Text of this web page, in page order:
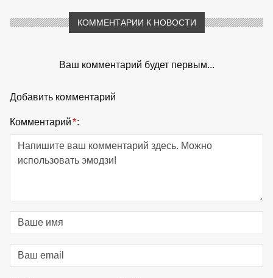
КОММЕНТАРИИ К НОВОСТИ
Ваш комментарий будет первым...
Добавить комментарий
Комментарий*: